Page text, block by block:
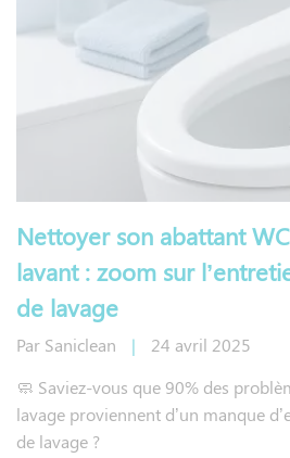
Nettoyer son abattant
lavant : zoom sur
de lavage
Par Saniclean |
24 avril 2025
🧼 Saviez-vous que 90% des
lavage proviennent d’un manque
de lavage ?